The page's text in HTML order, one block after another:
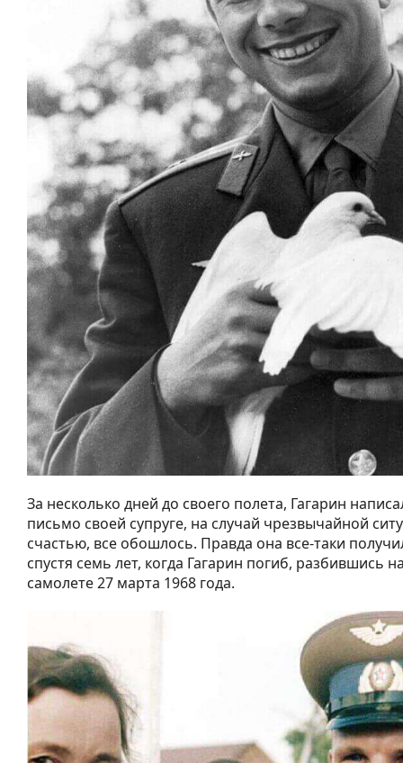
За несколько дней до своего полета, Гагарин
письмо своей супруге, на случай чрезвычайной
счастью, все обошлось. Правда она все-таки
спустя семь лет, когда Гагарин погиб, разбившись
самолете 27 марта 1968 года.